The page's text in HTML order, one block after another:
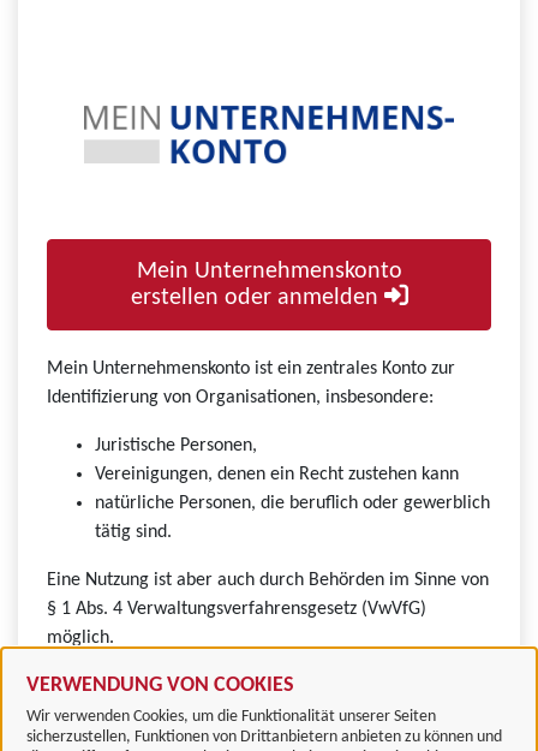
VERWENDUNG VON COOKIES
Wir verwenden Cookies, um die Funktionalität unserer Seiten
sicherzustellen, Funktionen von Drittanbietern anbieten zu können und
Mein Unternehmenskonto
erstellen oder anmelden
Mein Unternehmenskonto ist ein zentrales Konto zur
Identifizierung von Organisationen, insbesondere:
Juristische Personen,
Vereinigungen, denen ein Recht zustehen kann
natürliche Personen, die beruflich oder gewerblich
tätig sind.
Eine Nutzung ist aber auch durch Behörden im Sinne von
§ 1 Abs. 4 Verwaltungsverfahrensgesetz (VwVfG)
möglich.